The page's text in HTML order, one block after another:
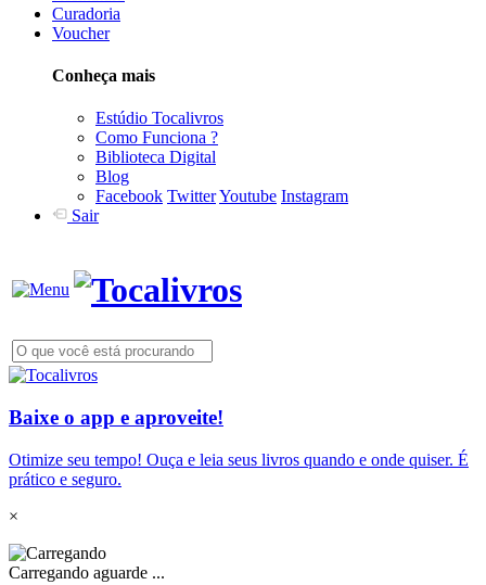
Curadoria
Voucher
Conheça mais
Estúdio Tocalivros
Como Funciona ?
Biblioteca Digital
Blog
Facebook TwitterYoutube Instagram
Sair
Baixe o app e aproveite!
Otimize seu tempo! Ouça e leia seus livros quando e onde quiser. É
prático e seguro.
×
Carregando aguarde ...